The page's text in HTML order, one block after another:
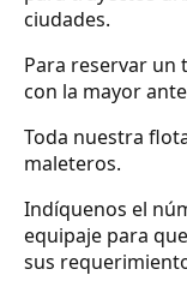
ciudades.
Para reservar un
con la mayor
Toda nuestra
maleteros.
Indíquenos el
equipaje para
sus